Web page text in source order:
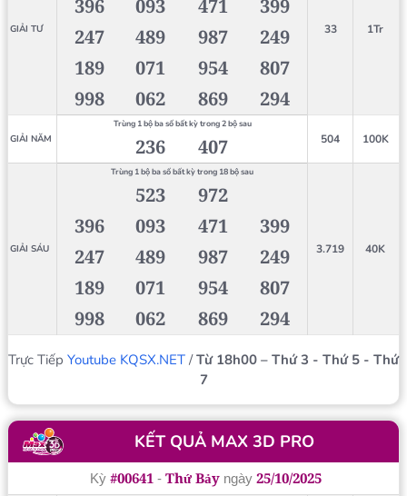
GIẢI TƯ 33 1Tr
396
093 471
399
247
489 987
249
189
071 954
807
998
062 869 294
GIẢI NĂM
Trùng 1 bộ ba số bất kỳ trong 2 bộ sau
504 100K
236 407
GIẢI SÁU
Trùng 1 bộ ba số bất kỳ trong 18 bộ sau
3.719 40K
523
972
396
093 471
399
247
489 987
249
189
071 954
807
998
062 869 294
Trực Tiếp Youtube KQSX.NET /Từ 18h00 – Thứ 3 - Thứ 5 - Thứ
7
KẾT QUẢ MAX 3D PRO
Kỳ #00641 - Thứ Bảyngày 25/10/2025